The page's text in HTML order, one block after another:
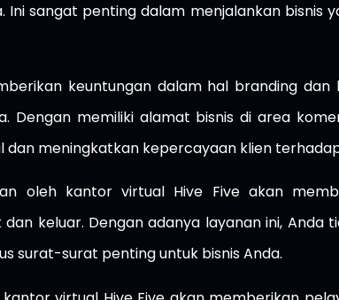
Ini sangat penting dalam menjalankan bisnis
keuntungan dalam hal branding dan
Dengan memiliki alamat bisnis di area
meningkatkan kepercayaan klien
oleh kantor virtual Hive Five akan
keluar. Dengan adanya layanan ini, Anda
surat-surat penting untuk bisnis Anda.